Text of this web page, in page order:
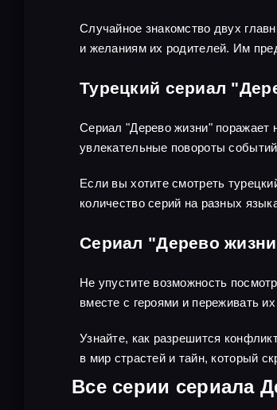
Случайное знакомство двух
и желаниям их родителей. Им
Турецкий сериал
Сериал "Дерево жизни" поражает
увлекательные повороты
Если вы хотите смотреть
количество серий на разных
Сериал "Дерево
Не упустите возможность
вместе с героями и переживать
Узнайте, как разрешится
в мир страстей и тайн, который
Все серии сериала